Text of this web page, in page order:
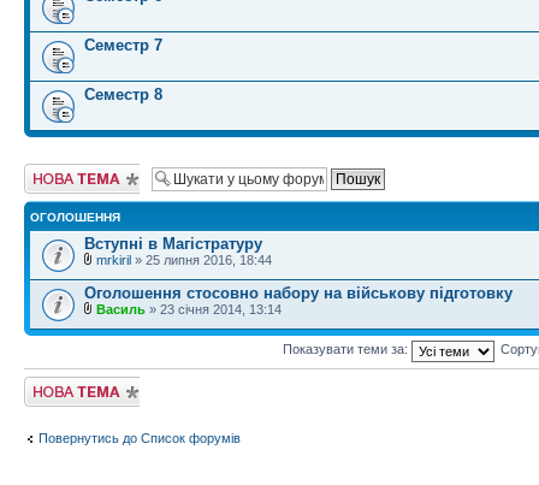
Семестр 7
Семестр 8
Створити нову
тему
ОГОЛОШЕННЯ
Вступні в Магістратуру
mrkiril » 25 липня 2016, 18:44
Оголошення стосовно набору на військову підготовку
Василь » 23 січня 2014, 13:14
Показувати теми за:
Створити нову
тему
Повернутись до Список форумів